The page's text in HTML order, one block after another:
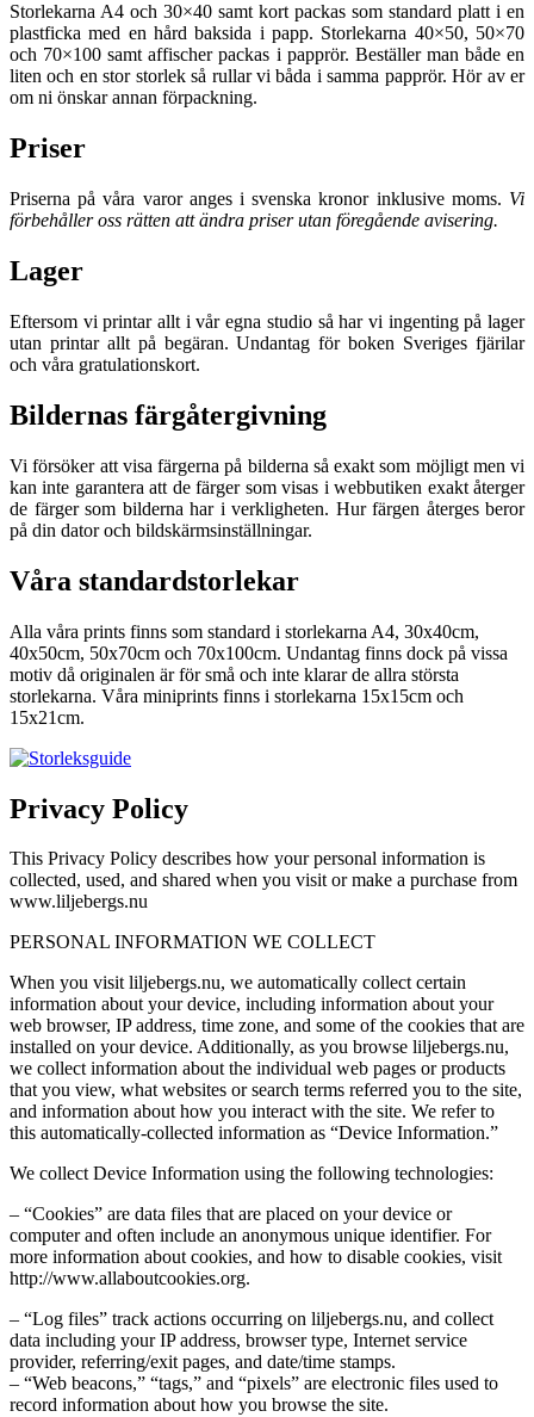
Storlekarna A4 och 30×40 samt kort packas som standard platt i en
plastficka med en hård baksida i papp. Storlekarna 40×50, 50×70
och 70×100 samt affischer packas i papprör. Beställer man både en
liten och en stor storlek så rullar vi båda i samma papprör. Hör av er
om ni önskar annan förpackning.
Priser
Priserna på våra varor anges i svenska kronor inklusive moms. Vi
förbehåller oss rätten att ändra priser utan föregående avisering.
Lager
Eftersom vi printar allt i vår egna studio så har vi ingenting på lager
utan printar allt på begäran. Undantag för boken Sveriges fjärilar
och våra gratulationskort.
Bildernas färgåtergivning
Vi försöker att visa färgerna på bilderna så exakt som möjligt men vi
kan inte garantera att de färger som visas i webbutiken exakt återger
de färger som bilderna har i verkligheten. Hur färgen återges beror
på din dator och bildskärmsinställningar.
Våra standardstorlekar
Alla våra prints finns som standard i storlekarna A4, 30x40cm,
40x50cm, 50x70cm och 70x100cm. Undantag finns dock på vissa
motiv då originalen är för små och inte klarar de allra största
storlekarna. Våra miniprints finns i storlekarna 15x15cm och
15x21cm.
Privacy Policy
This Privacy Policy describes how your personal information is
collected, used, and shared when you visit or make a purchase from
www.liljebergs.nu
PERSONAL INFORMATION WE COLLECT
When you visit liljebergs.nu, we automatically collect certain
information about your device, including information about your
web browser, IP address, time zone, and some of the cookies that are
installed on your device. Additionally, as you browse liljebergs.nu,
we collect information about the individual web pages or products
that you view, what websites or search terms referred you to the site,
and information about how you interact with the site. We refer to
this automatically-collected information as “Device Information.”
We collect Device Information using the following technologies:
– “Cookies” are data files that are placed on your device or
computer and often include an anonymous unique identifier. For
more information about cookies, and how to disable cookies, visit
http://www.allaboutcookies.org.
– “Log files” track actions occurring on liljebergs.nu, and collect
data including your IP address, browser type, Internet service
provider, referring/exit pages, and date/time stamps.
– “Web beacons,” “tags,” and “pixels” are electronic files used to
record information about how you browse the site.